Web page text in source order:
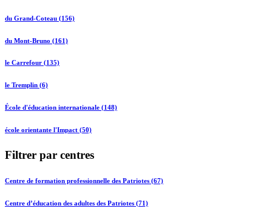
du Grand-Coteau (156)
du Mont-Bruno (161)
le Carrefour (135)
le Tremplin (6)
École d'éducation internationale (148)
école orientante l'Impact (50)
Filtrer par centres
Centre de formation professionnelle des Patriotes (67)
Centre d’éducation des adultes des Patriotes (71)